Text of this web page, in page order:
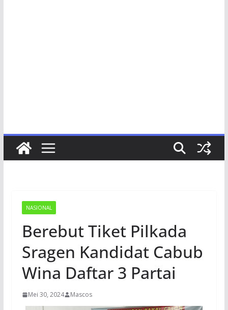
NASIONAL
Berebut Tiket Pilkada
Sragen Kandidat Cabub
Wina Daftar 3 Partai
Mei 30, 2024 Mascos